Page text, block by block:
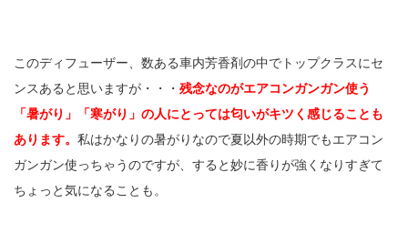
このディフューザー、数ある車内芳香剤の中でトップクラスにセ
ンスあると思いますが・・・ 残念なのがエアコンガンガン使う
「暑がり」「寒がり」の人にとっては匂いがキツく感じることも
あります。 私はかなりの暑がりなので夏以外の時期でもエアコン
ガンガン使っちゃうのですが、すると妙に香りが強くなりすぎて
ちょっと気になることも。